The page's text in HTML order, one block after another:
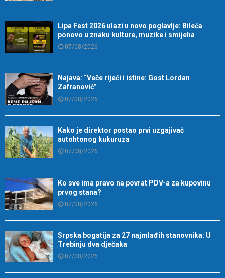
Lipa Fest 2026 ulazi u novo poglavlje: Bileća
ponovo u znaku kulture, muzike i smijeha
07/08/2026
Najava: “Veče riječi i istine: Gost Lordan
Zafranović”
07/08/2026
Kako je direktor postao prvi uzgajivač
autohtonog kukuruza
07/08/2026
Ko sve ima pravo na povrat PDV-a za kupovinu
prvog stana?
07/08/2026
Srpska bogatija za 27 najmlađih stanovnika: U
Trebinju dva dječaka
07/08/2026